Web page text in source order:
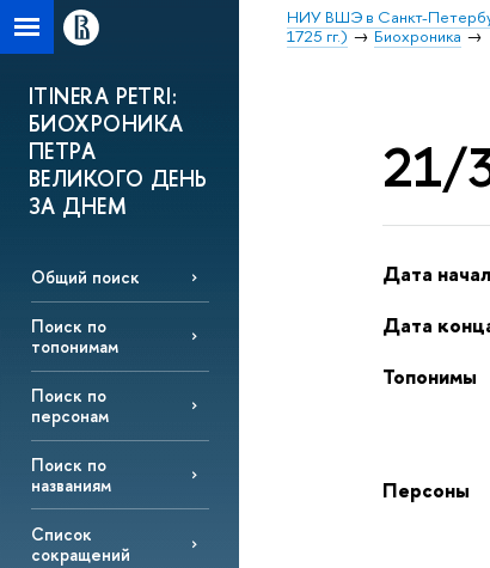
НИУ ВШЭ в Санкт-
1725 гг.)
Биохроника
ITINERA PETRI:
БИОХРОНИКА
ПЕТРА
ВЕЛИКОГО ДЕНЬ
ЗА ДНЕМ
Общий поиск
Поиск по
топонимам
Поиск по
персонам
Поиск по
названиям
Список
сокращений
21/
Дата
Дата
Топонимы
Персоны